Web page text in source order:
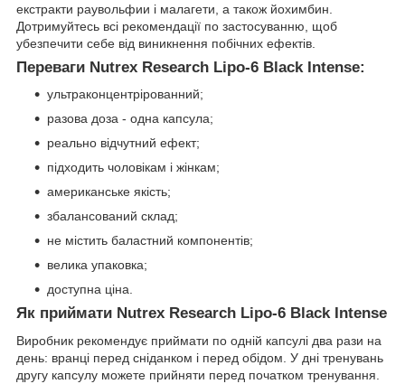
екстракти раувольфии і малагети, а також йохимбин.
Дотримуйтесь всі рекомендації по застосуванню, щоб
убезпечити себе від виникнення побічних ефектів.
Переваги Nutrex Research Lipo-6 Black Intense:
ультраконцентрірованний;
разова доза - одна капсула;
реально відчутний ефект;
підходить чоловікам і жінкам;
американське якість;
збалансований склад;
не містить баластний компонентів;
велика упаковка;
доступна ціна.
Як приймати Nutrex Research Lipo-6 Black Intense
Виробник рекомендує приймати по одній капсулі два рази на
день: вранці перед сніданком і перед обідом. У дні тренувань
другу капсулу можете прийняти перед початком тренування.